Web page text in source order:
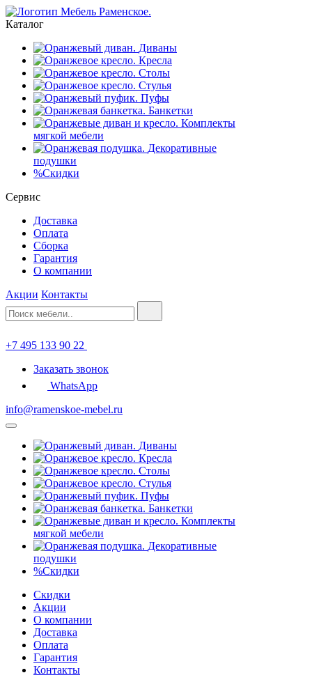
Каталог
Диваны
Кресла
Столы
Стулья
Пуфы
Банкетки
Комплекты
мягкой мебели
Декоративные
подушки
%Скидки
Сервис
Доставка
Оплата
Сборка
Гарантия
О компании
Акции Контакты
+7 495 133 90 22
Заказать звонок
WhatsApp
info@ramenskoe-mebel.ru
Диваны
Кресла
Столы
Стулья
Пуфы
Банкетки
Комплекты
мягкой мебели
Декоративные
подушки
%Скидки
Скидки
Акции
О компании
Доставка
Оплата
Гарантия
Контакты